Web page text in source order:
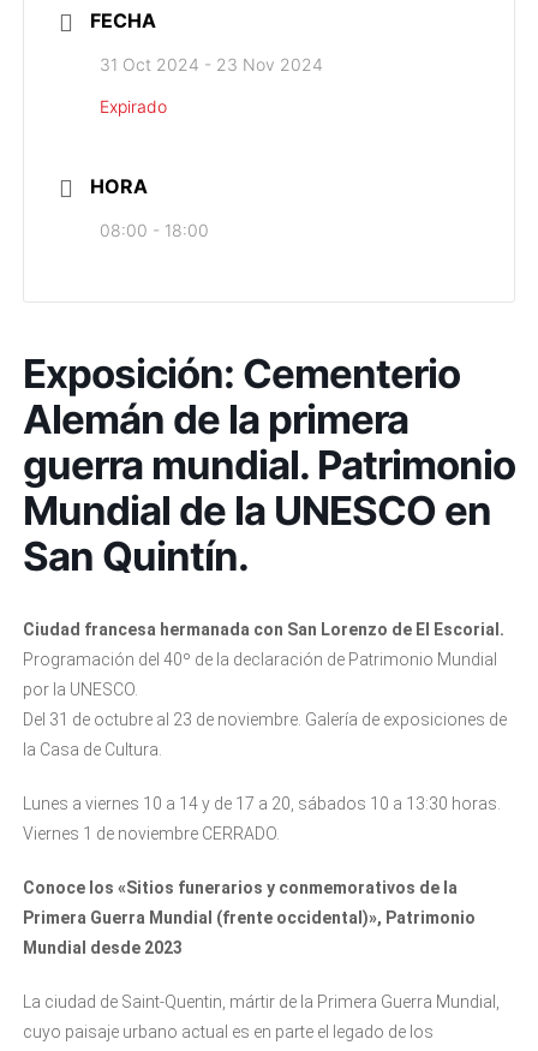
FECHA
31 Oct 2024 - 23 Nov 2024
Expirado
HORA
08:00 - 18:00
Exposición: Cementerio
Alemán de la primera
guerra mundial. Patrimonio
Mundial de la UNESCO en
San Quintín.
Ciudad francesa hermanada con San Lorenzo de El Escorial.
Programación del 40º de la declaración de Patrimonio Mundial
por la UNESCO.
Del 31 de octubre al 23 de noviembre. Galería de exposiciones de
la Casa de Cultura.
Lunes a viernes 10 a 14 y de 17 a 20, sábados 10 a 13:30 horas.
Viernes 1 de noviembre CERRADO.
Conoce los «Sitios funerarios y conmemorativos de la
Primera Guerra Mundial (frente occidental)», Patrimonio
Mundial desde 2023
La ciudad de Saint-Quentin, mártir de la Primera Guerra Mundial,
cuyo paisaje urbano actual es en parte el legado de los